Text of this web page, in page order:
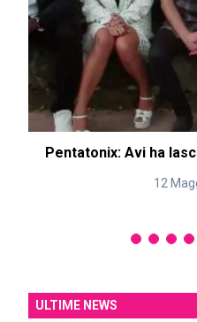
Pentatonix: Avi ha
12
ULTIME NEWS